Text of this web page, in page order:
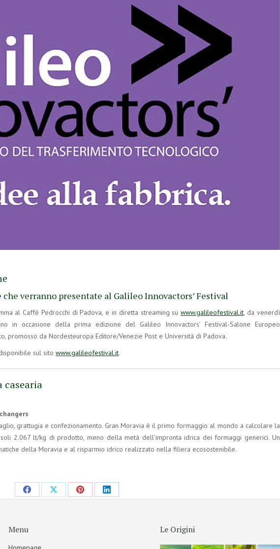
verranno presentate al Galileo Innovactors’ Festival
al Caffè Pedrocchi di Padova, e in diretta streaming suwww.galileofestival.it, da venerdì
occasione della prima edizione del Galileo Innovactors’ Festival-Salone Europeo
promosso da Nordesteuropa Editore/Venezie Post e Università di Padova.
sul sito www.galileofestival.it.
casearia
grattugia e confezionamento. Gran Moravia è il primo formaggio al mondo a calcolare la
2.067 lt/kg di prodotto, meno della metà dell’impronta idrica dei formaggi generici. Un
della Moravia e al risparmio idrico realizzato nella filiera ecosostenibile.
Menu Le Origini